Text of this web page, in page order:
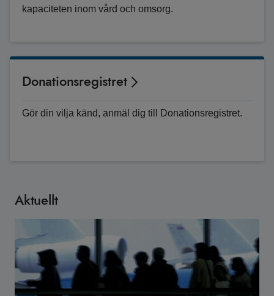
kapaciteten inom vård och omsorg.
Donationsregistret
Gör din vilja känd, anmäl dig till Donationsregistret.
Aktuellt